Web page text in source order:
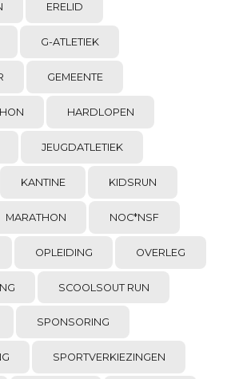
ERELID
G-ATLETIEK
GEMEENTE
HARDLOPEN
JEUGDATLETIEK
KANTINE KIDSRUN
MARATHON NOC*NSF
OPLEIDING OVERLEG
SCOOLSOUT RUN
SPONSORING
SPORTVERKIEZINGEN